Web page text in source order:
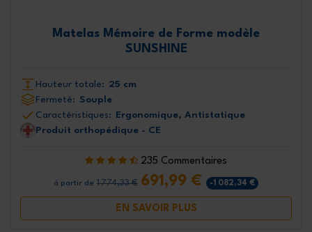
Matelas Mémoire de Forme modèle
SUNSHINE
Hauteur totale: 25 cm
Fermeté: Souple
Caractéristiques:
Ergonomique, Antistatique
Produit orthopédique - CE
235 Commentaires
à partir de 1 774,33 € 691,99 € -1 082,34 €
EN SAVOIR PLUS